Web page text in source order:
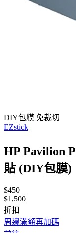
DIY包膜 免裁切
EZstick
HP Pavilion
貼 (DIY包膜)
$450
$1,500
折扣
周邊滿額再加碼